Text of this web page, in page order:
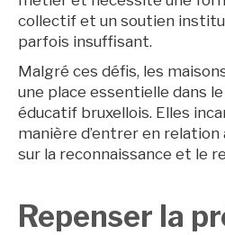
collectif et un soutien
parfois insuffisant.
Malgré ces défis, les
une place essentielle dans
éducatif bruxellois. Elles
manière d’entrer en relation
sur la reconnaissance et le
Repenser la